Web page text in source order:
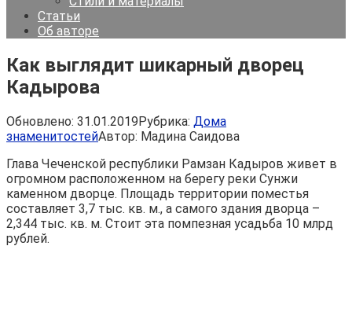
Статьи
Об авторе
Как выглядит шикарный дворец
Кадырова
Обновлено: 31.01.2019Рубрика: Дома
знаменитостейАвтор: Мадина Саидова
Глава Чеченской республики Рамзан Кадыров живет в
огромном расположенном на берегу реки Сунжи
каменном дворце. Площадь территории поместья
составляет 3,7 тыс. кв. м., а самого здания дворца –
2,344 тыс. кв. м. Стоит эта помпезная усадьба 10 млрд
рублей.